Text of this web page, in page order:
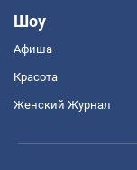
Шоу
Афиша
Красота
Женский Журнал